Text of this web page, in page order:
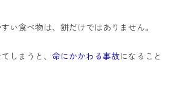
い食べ物は、餅だけではありません。
しまうと、命にかかわる事故になること